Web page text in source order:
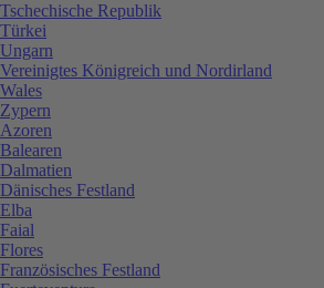
Tschechische Republik
Türkei
Ungarn
Vereinigtes Königreich und Nordirland
Wales
Zypern
Azoren
Balearen
Dalmatien
Dänisches Festland
Elba
Faial
Flores
Französisches Festland